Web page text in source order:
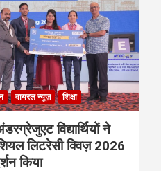
वायरल न्यूज़ शिक्षा
विद्यार्थियों ने
लिटरेसी क्विज़ 2026
किया